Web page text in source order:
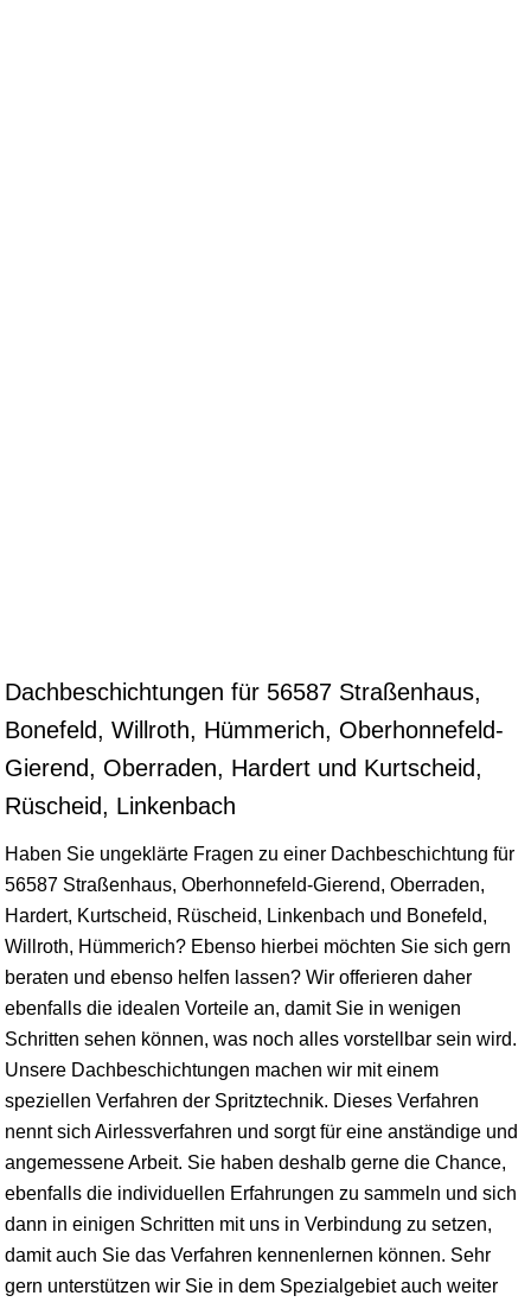
Dachbeschichtungen für 56587 Straßenhaus,
Bonefeld, Willroth, Hümmerich, Oberhonnefeld-
Gierend, Oberraden, Hardert und Kurtscheid,
Rüscheid, Linkenbach
Haben Sie ungeklärte Fragen zu einer Dachbeschichtung für
56587 Straßenhaus, Oberhonnefeld-Gierend, Oberraden,
Hardert, Kurtscheid, Rüscheid, Linkenbach und Bonefeld,
Willroth, Hümmerich? Ebenso hierbei möchten Sie sich gern
beraten und ebenso helfen lassen? Wir offerieren daher
ebenfalls die idealen Vorteile an, damit Sie in wenigen
Schritten sehen können, was noch alles vorstellbar sein wird.
Unsere Dachbeschichtungen machen wir mit einem
speziellen Verfahren der Spritztechnik. Dieses Verfahren
nennt sich Airlessverfahren und sorgt für eine anständige und
angemessene Arbeit. Sie haben deshalb gerne die Chance,
ebenfalls die individuellen Erfahrungen zu sammeln und sich
dann in einigen Schritten mit uns in Verbindung zu setzen,
damit auch Sie das Verfahren kennenlernen können. Sehr
gern unterstützen wir Sie in dem Spezialgebiet auch weiter